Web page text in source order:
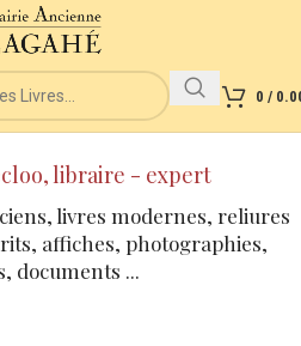
0 /
libraire - expert
livres modernes, reliures
affiches, photographies,
documents ...